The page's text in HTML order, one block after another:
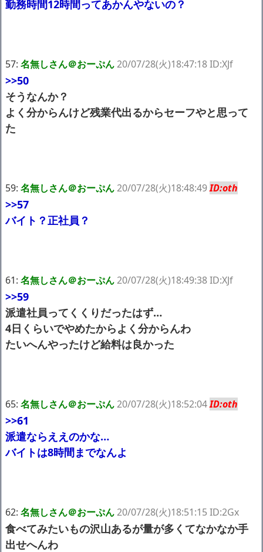
勤務時間12時間ってあかんやないの？
57: 名無しさん＠おーぷん20/07/28(火)18:47:18 ID:XJf
>>50
そうなんか？
よく分からんけど残業代出るからセーフやと思って
た
59: 名無しさん＠おーぷん20/07/28(火)18:48:49ID:oth
>>57
バイト？正社員？
61: 名無しさん＠おーぷん20/07/28(火)18:49:38 ID:XJf
>>59
派遣社員ってくくりだったはず…
4日くらいでやめたからよく分からんわ
たいへんやったけど給料は良かった
65: 名無しさん＠おーぷん20/07/28(火)18:52:04ID:oth
>>61
派遣ならええのかな…
バイトは8時間までなんよ
62: 名無しさん＠おーぷん20/07/28(火)18:51:15 ID:2Gx
食べてみたいもの沢山あるが量が多くてなかなか手
出せへんわ